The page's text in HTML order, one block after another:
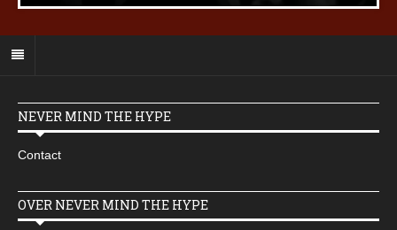
NEVER MIND THE HYPE
Contact
OVER NEVER MIND THE HYPE